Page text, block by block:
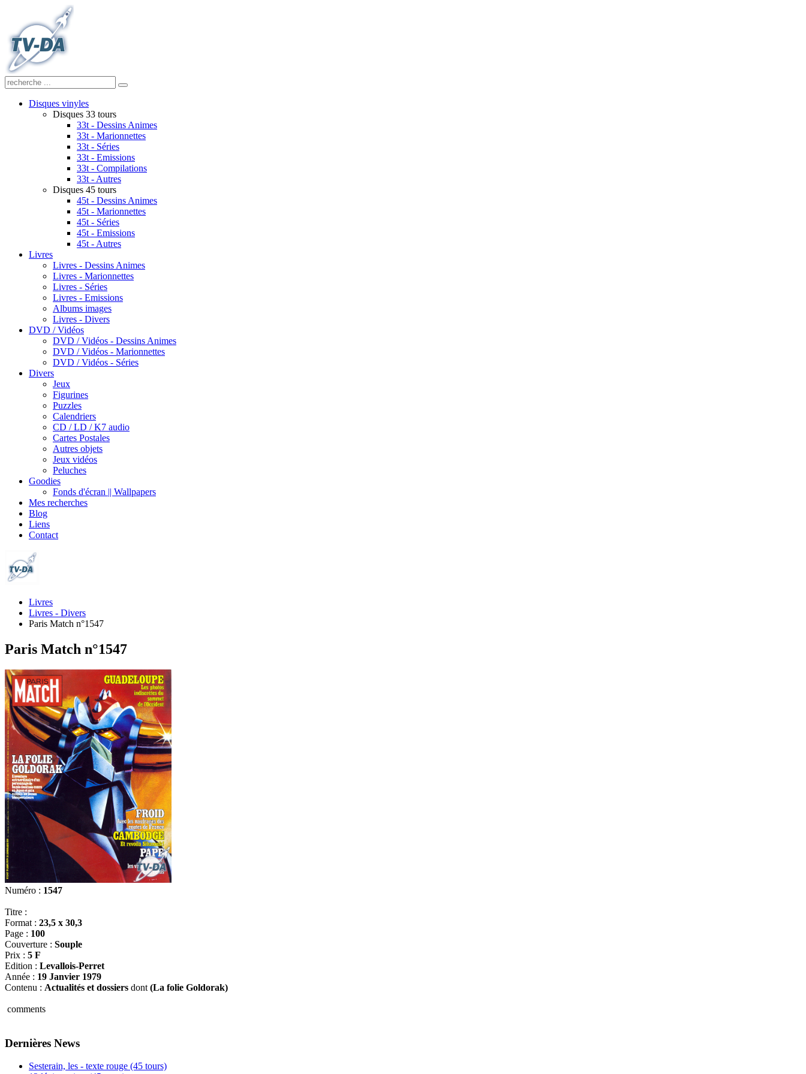
Disques vinyles
Disques 33 tours
33t - Dessins Animes
33t - Marionnettes
33t - Séries
33t - Emissions
33t - Compilations
33t - Autres
Disques 45 tours
45t - Dessins Animes
45t - Marionnettes
45t - Séries
45t - Emissions
45t - Autres
Livres
Livres - Dessins Animes
Livres - Marionnettes
Livres - Séries
Livres - Emissions
Albums images
Livres - Divers
DVD / Vidéos
DVD / Vidéos - Dessins Animes
DVD / Vidéos - Marionnettes
DVD / Vidéos - Séries
Divers
Jeux
Figurines
Puzzles
Calendriers
CD / LD / K7 audio
Cartes Postales
Autres objets
Jeux vidéos
Peluches
Goodies
Fonds d'écran || Wallpapers
Mes recherches
Blog
Liens
Contact
Livres
Livres - Divers
Paris Match n°1547
Paris Match n°1547
Numéro : 1547
Titre :
Format : 23,5 x 30,3
Page : 100
Couverture : Souple
Prix : 5 F
Edition : Levallois-Perret
Année : 19 Janvier 1979
Contenu : Actualités et dossiers dont (La folie Goldorak)
comments
Dernières News
Sesterain, les - texte rouge (45 tours)